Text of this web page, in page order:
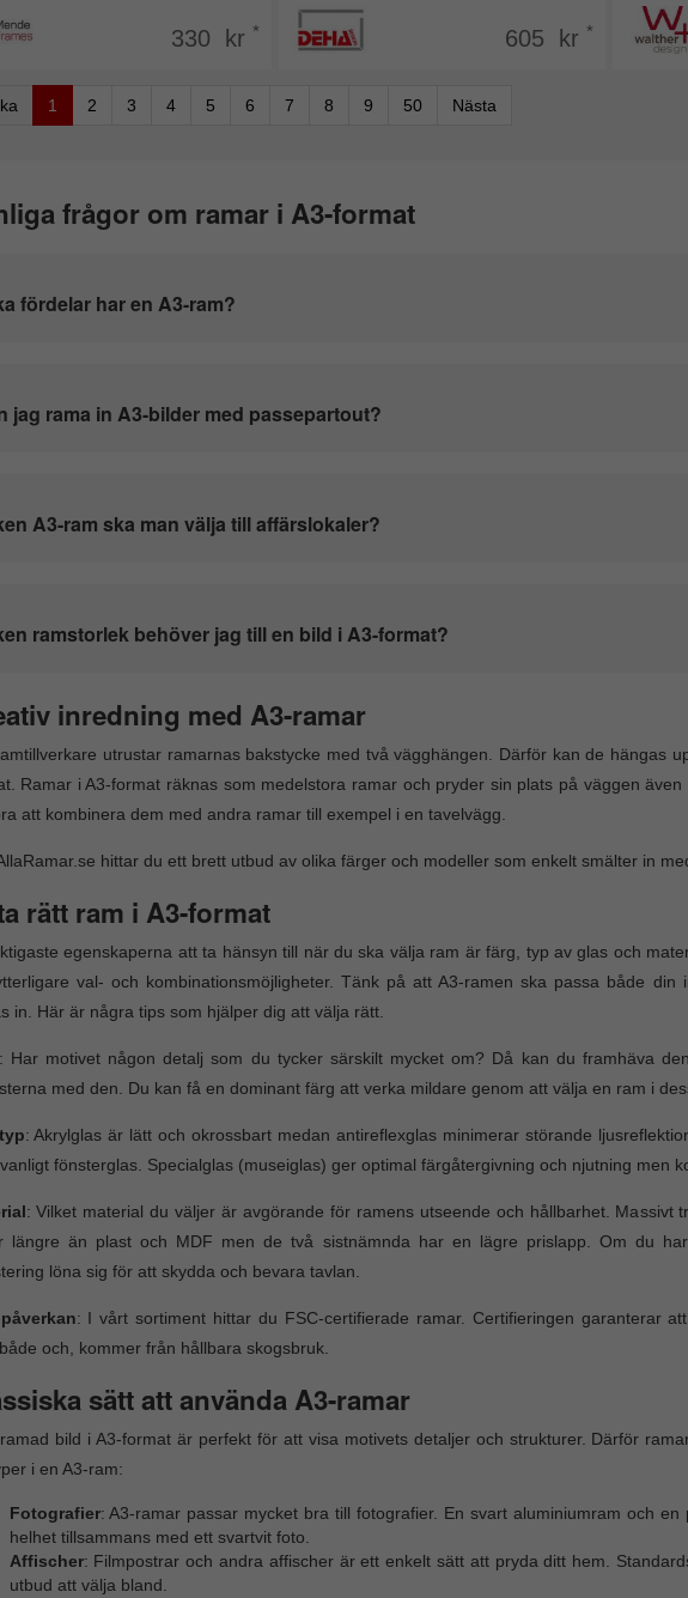
330 kr * 605 kr *
1 2 3 4 5 6 7 8 9 50 Nästa
frågor om ramar i A3-format
fördelar har en A3-ram?
jag rama in A3-bilder med passepartout?
A3-ram ska man välja till affärslokaler?
ramstorlek behöver jag till en bild i A3-format?
inredning med A3-ramar
utrustar ramarnas bakstycke med två vägghängen. Därför kan de hängas
Ramar i A3-format räknas som medelstora ramar och pryder sin plats på väggen
att kombinera dem med andra ramar till exempel i en tavelvägg.
hittar du ett brett utbud av olika färger och modeller som enkelt smälter in
rätt ram i A3-format
egenskaperna att ta hänsyn till när du ska välja ram är färg, typ av glas och
val- och kombinationsmöjligheter. Tänk på att A3-ramen ska passa både din
in. Här är några tips som hjälper dig att välja rätt.
: Har motivet någon detalj som du tycker särskilt mycket om? Då kan du framhäva
med den. Du kan få en dominant färg att verka mildare genom att välja en ram i
: Akrylglas är lätt och okrossbart medan antireflexglas minimerar störande
fönsterglas. Specialglas (museiglas) ger optimal färgåtergivning och njutning men
: Vilket material du väljer är avgörande för ramens utseende och hållbarhet. Massivt
längre än plast och MDF men de två sistnämnda har en lägre prislapp. Om du
löna sig för att skydda och bevara tavlan.
: I vårt sortiment hittar du FSC-certifierade ramar. Certifieringen garanterar
och, kommer från hållbara skogsbruk.
sätt att använda A3-ramar
bild i A3-format är perfekt för att visa motivets detaljer och strukturer. Därför
i en A3-ram:
Fotografier: A3-ramar passar mycket bra till fotografier. En svart aluminiumram och
helhet tillsammans med ett svartvit foto.
Affischer: Filmpostrar och andra affischer är ett enkelt sätt att pryda ditt hem.
utbud att välja bland.